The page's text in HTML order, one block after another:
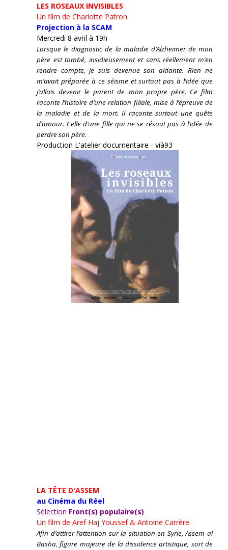
LES ROSEAUX INVISIBLES
Un film de Charlotte Patron
Projection à la SCAM
Mercredi 8 avril à 19h
Lorsque le diagnostic de la maladie d’Alzheimer de mon
père est tombé, insidieusement et sans réellement m’en
rendre compte, je suis devenue son aidante. Rien ne
m’avait préparée à ce séisme et surtout pas à l’idée que
j’allais devenir le parent de mon propre père. Ce film
raconte l’histoire d’une relation filiale, mise à l’épreuve de
la maladie et de la mort. Il raconte surtout une quête
d’amour. Celle d’une fille qui ne se résout pas à l’idée de
perdre son père.
Production L'atelier documentaire - vià93
LA TÊTE D'ASSEM
au Cinéma du Réel
Sélection Front(s) populaire(s)
Un film de Aref Haj Youssef & Antoine Carrère
Afin d’attirer l’attention sur la situation en Syrie, Assem al
Basha, figure majeure de la dissidence artistique, sort de